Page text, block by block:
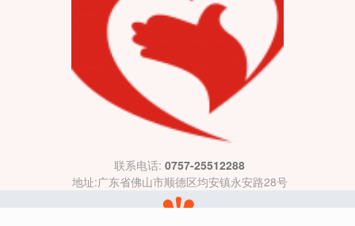
联系电话: 0757-25512288
地址:广东省佛山市顺德区均安镇永安路28号